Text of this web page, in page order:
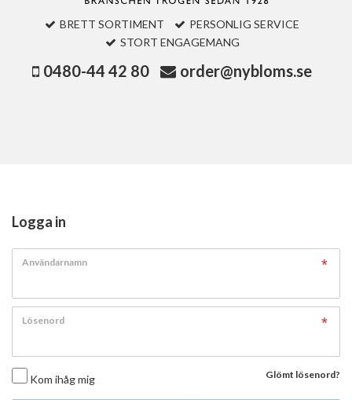
BRETT SORTIMENT
PERSONLIG SERVICE
STORT ENGAGEMANG
0480-44 42 80 order@nybloms.se
Logga in
Användarnamn
Lösenord
Kom ihåg mig Glömt lösenord?